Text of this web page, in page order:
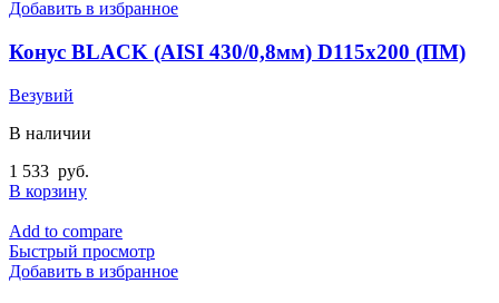
Добавить в избранное
Конус BLACK (AISI 430/0,8мм) D115х200 (ПМ)
Везувий
В наличии
1 533 руб.
В корзину
Add to compare
Быстрый просмотр
Добавить в избранное